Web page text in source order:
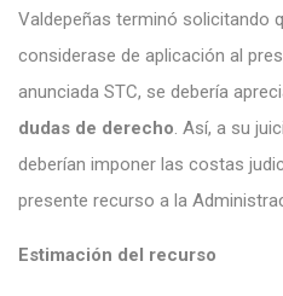
Valdepeñas terminó solicitando
considerase de aplicación al
anunciada STC, se debería
dudas de derecho. Así, a su
deberían imponer las costas
presente recurso a la
Estimación del recurso